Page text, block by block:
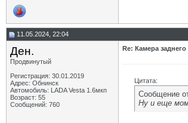
11.05.2024, 22:04
Ден.
Продвинутый
Регистрация: 30.01.2019
Адрес: Обнинск
Автомобиль: LADA Vesta 1.6мкп
Возраст: 55
Сообщений: 760
Re: Камера
Цитата:
Сообщение
Ну и еще